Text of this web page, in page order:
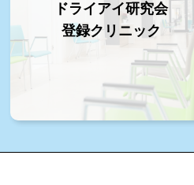
ドライアイ研究会
登録クリニック